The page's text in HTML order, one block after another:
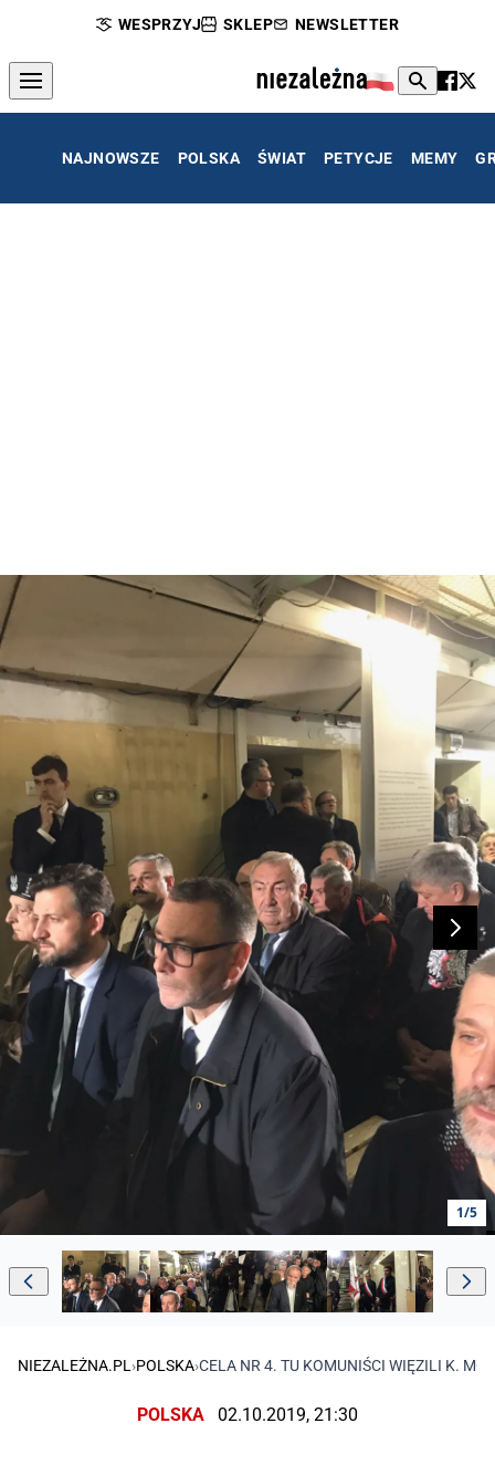
WESPRZYJ SKLEP NEWSLETTER
NAJNOWSZE POLSKA ŚWIAT PETYCJE MEMY
1/5
NIEZALEŻNA.PL›POLSKA›CELA NR 4. TU KOMUNIŚCI WIĘZILI K.
POLSKA 02.10.2019, 21:30